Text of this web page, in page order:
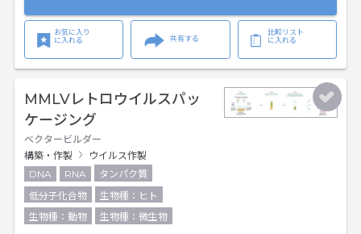
お気に入り
に入れる
共有する
比較リスト
に入れる
MMLVレトロウイルスパッ
ケージング
ベクタービルダー
構築・作製
ウイルス作製
DNA
RNA
タンパク質
低分子化合物
生物種：ヒト
生物種：動物
生物種：微生物